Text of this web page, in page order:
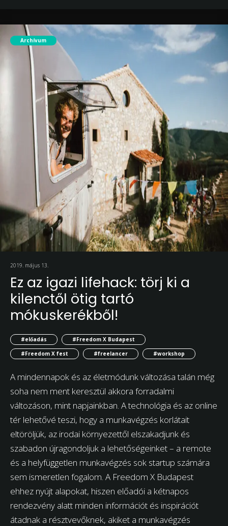
Archívum
2019. május 13.
Ez az igazi lifehack: törj ki a
kilenctől ötig tartó
mókuskerékből!
#előadás
#Freedom X Budapest
#Freedom X fest
#freelancer #workshop
A mindennapok és az életmódunk változása talán még
soha nem ment keresztül akkora forradalmi
változáson, mint napjainkban. A technológia és az online
tér lehetővé teszi, hogy a munkavégzés korlátait
eltöröljük, az irodai környezettől elszakadjunk és
szabadon újragondoljuk a lehetőségeinket – a remote
és a helyfüggetlen munkavégzés sok startup számára
sem ismeretlen fogalom. A Freedom X Budapest
ehhez nyújt alapokat, hiszen előadói a kétnapos
rendezvény alatt minden információt és inspirációt
átadnak a résztvevőknek, akiket a munkavégzés